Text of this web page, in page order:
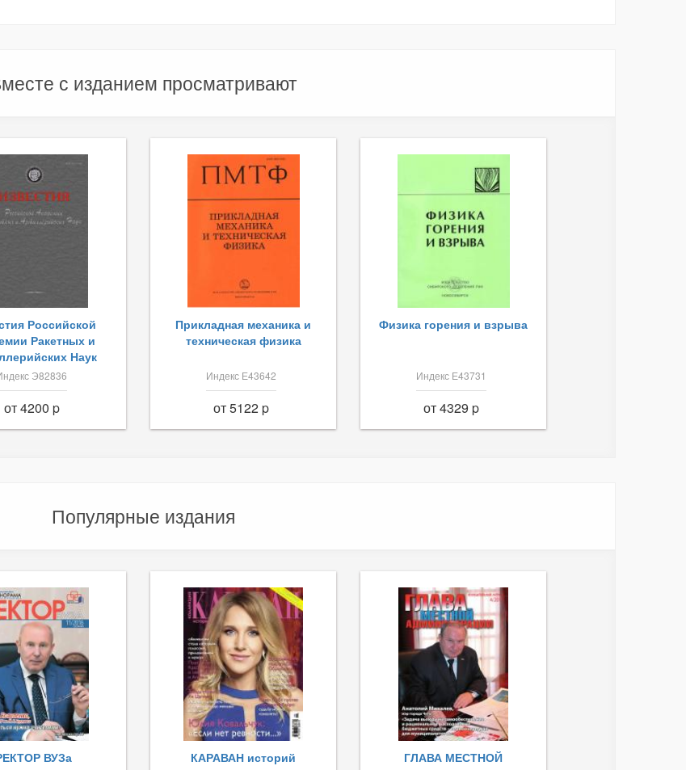
с изданием просматривают
Российской
Ракетных и
Наук
Э82836
от 4200 p
Прикладная механика и
техническая физика
Индекс Е43642
от 5122 p
Физика горения и взрыва
Индекс Е43731
от 4329 p
Популярные издания
ВУЗа КАРАВАН историй
ГЛАВА МЕСТНОЙ